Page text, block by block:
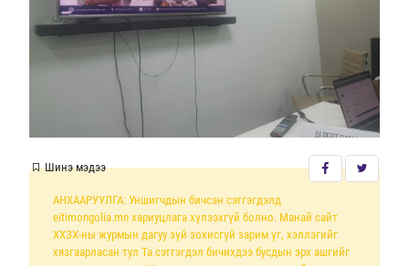
Шинэ мэдээ
АНХААРУУЛГА: Уншигчдын бичсэн сэтгэгдэлд
eitimongolia.mn хариуцлага хүлээхгүй болно. Манай сайт
ХХЗХ-ны журмын дагуу зүй зохисгүй зарим үг, хэллэгийг
хязгаарласан тул Та сэтгэгдэл бичихдээ бусдын эрх ашгийг